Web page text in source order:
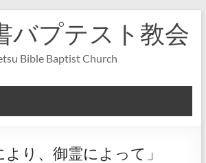
バプテスト教会
Bible Baptist Church
り、御霊によって」